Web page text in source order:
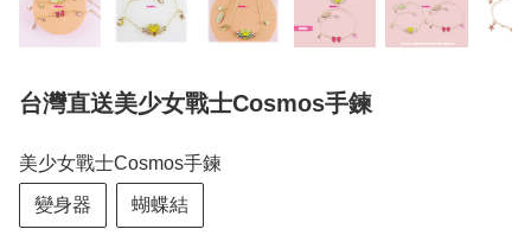
台灣直送美少女戰士Cosmos手鍊
美少女戰士Cosmos手鍊
變身器 蝴蝶結